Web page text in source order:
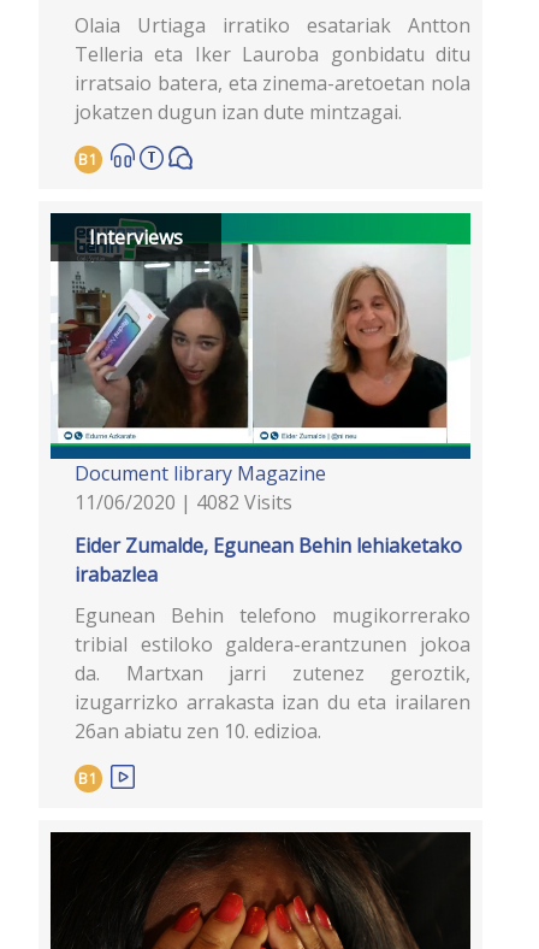
Olaia Urtiaga irratiko esatariak Antton
Telleria eta Iker Lauroba gonbidatu ditu
irratsaio batera, eta zinema-aretoetan nola
jokatzen dugun izan dute mintzagai.
B1
Interviews
Document library Magazine
11/06/2020 | 4082 Visits
Eider Zumalde, Egunean Behin lehiaketako
irabazlea
Egunean Behin telefono mugikorrerako
tribial estiloko galdera-erantzunen jokoa
da. Martxan jarri zutenez geroztik,
izugarrizko arrakasta izan du eta irailaren
26an abiatu zen 10. edizioa.
B1